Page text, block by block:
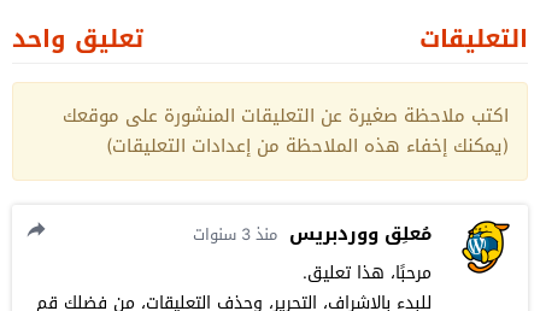
التعليقات تعليق واحد
اكتب ملاحظة صغيرة عن التعليقات المنشورة على موقعك
(يمكنك إخفاء هذه الملاحظة من إعدادات التعليقات)
مُعلِق ووردبريس منذ 3 سنوات
مرحبًا، هذا تعليق.
للبدء بالإشراف، التحرير، وحذف التعليقات، من فضلك قم